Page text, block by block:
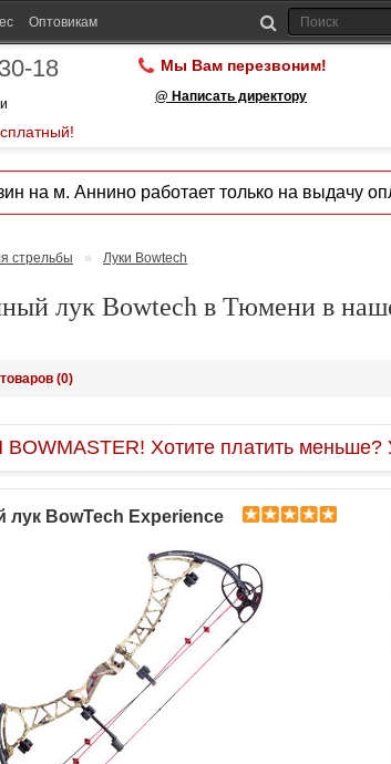
Оптовикам
18 Мы Вам перезвоним!
@ Написать директору
на м. Аннино работает только на выдачу
стрельбы » Луки Bowtech
лук Bowtech в Тюмени в
(0)
Хотите платить меньше?
BowTech Experience